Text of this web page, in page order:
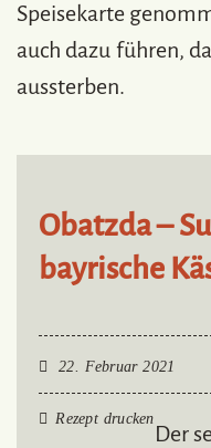
Speisekarte
auch dazu führen,
aussterben.
Obatzda –
bayrische
22. Februar 2021
Rezept drucken
Der